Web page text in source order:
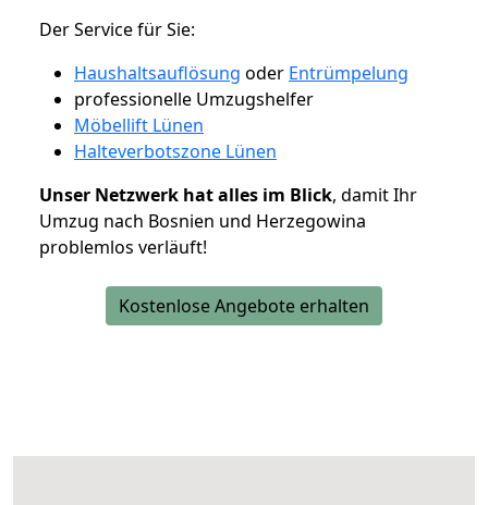
Der Service für Sie:
Haushaltsauflösung oder Entrümpelung
professionelle Umzugshelfer
Möbellift Lünen
Halteverbotszone Lünen
Unser Netzwerk hat alles im Blick, damit Ihr
Umzug nach Bosnien und Herzegowina
problemlos verläuft!
Kostenlose Angebote erhalten